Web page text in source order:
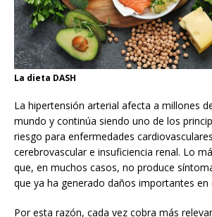
La dieta DASH
La hipertensión arterial afecta a millones
mundo y continúa siendo uno de los
riesgo para enfermedades
cerebrovascular e insuficiencia renal. Lo
que, en muchos casos, no produce
que ya ha generado daños importantes en
Por esta razón, cada vez cobra más